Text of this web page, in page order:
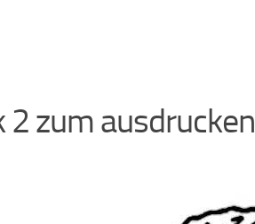
zum ausdrucken